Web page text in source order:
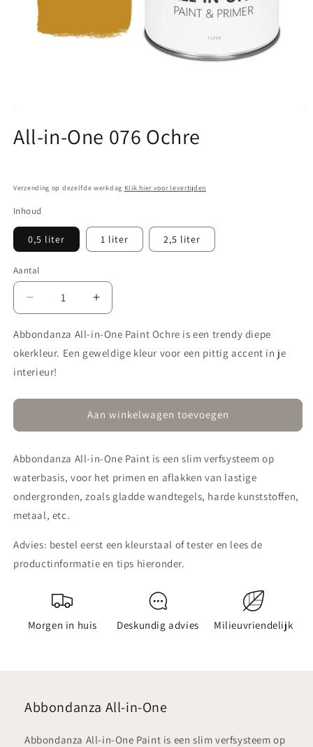
openen
inAll-in-One 076 Ochre
Verzending op dezelfde werkdag Klik hier voor levertijden
Inhoud
0,5 liter 1 liter 2,5 liter
Aantal
Aantal
verlagen
voor
All-
in-
One
Aantal
verhogen
voor
All-
in-
Abbondanza All-in-One Paint Ochre is een trendy diepe
okerkleur. Een geweldige kleur voor een pittig accent in je
interieur!
Aan winkelwagen toevoegen
Abbondanza All-in-One Paint is een slim verfsysteem op
waterbasis, voor het primen en aflakken van lastige
ondergronden, zoals gladde wandtegels, harde kunststoffen,
metaal, etc.
Advies: bestel eerst een kleurstaal of tester en lees de
productinformatie en tips hieronder.
Morgen in huis Deskundig advies Milieuvriendelijk
Abbondanza All-in-One
Abbondanza All-in-One Paint is een slim verfsysteem op